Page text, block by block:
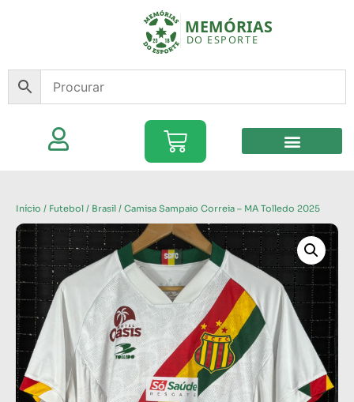
Início / Futebol / Brasil / Camisa Sampaio Correia – MA Tolledo 2025